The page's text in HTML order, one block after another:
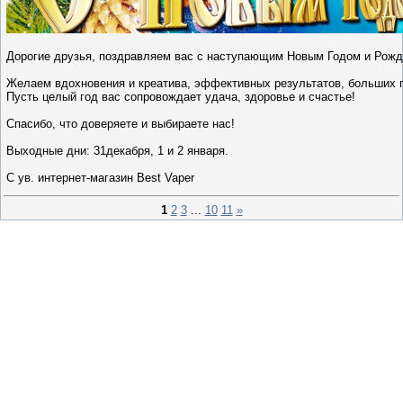
Дорогие друзья, поздравляем вас с наступающим Новым Годом и
Желаем вдохновения и креатива, эффективных результатов, больших
Пусть целый год вас сопровождает удача, здоровье и счастье!
Спасибо, что доверяете и выбираете нас!
Выходные дни: 31декабря, 1 и 2 января.
С ув. интернет-магазин Best Vaper
1 2 3 10 11 »